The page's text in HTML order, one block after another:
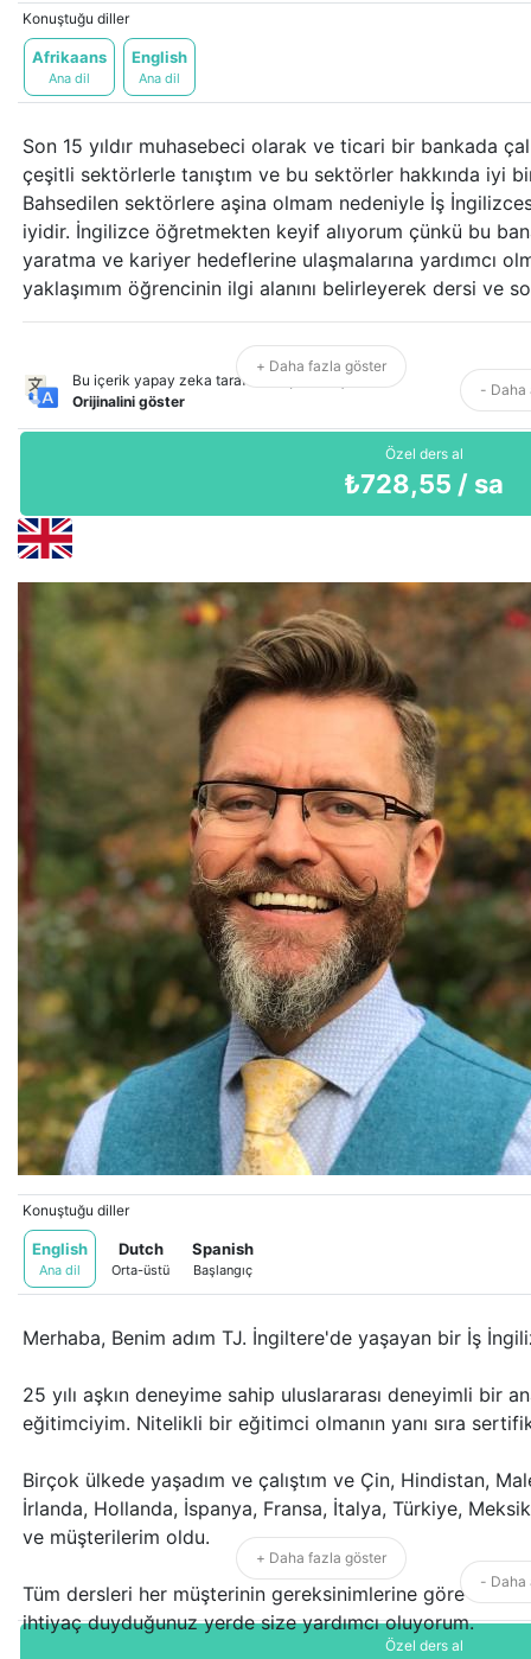
Konuştuğu diller
Afrikaans
Ana dil
English
Ana dil
Son 15 yıldır muhasebeci olarak ve ticari bir bankada
çeşitli sektörlerle tanıştım ve bu sektörler hakkında iyi
Bahsedilen sektörlere aşina olmam nedeniyle İş
iyidir. İngilizce öğretmekten keyif alıyorum çünkü bu
yaratma ve kariyer hedeflerine ulaşmalarına yardımcı
yaklaşımım öğrencinin ilgi alanını belirleyerek dersi ve
Bu içerik yapay zeka tarafından çevrilmiştir.
Orijinalini göster
+ Daha fazla göster
- Daha
Özel ders al
₺728,55 / sa
Konuştuğu diller
English
Ana dil
Dutch
Orta-üstü
Spanish
Başlangıç
Merhaba, Benim adım TJ. İngiltere'de yaşayan bir İş
25 yılı aşkın deneyime sahip uluslararası deneyimli bir
eğitimciyim. Nitelikli bir eğitimci olmanın yanı sıra
Birçok ülkede yaşadım ve çalıştım ve Çin, Hindistan,
İrlanda, Hollanda, İspanya, Fransa, İtalya, Türkiye,
ve müşterilerim oldu.
Tüm dersleri her müşterinin gereksinimlerine göre özel
ihtiyaç duyduğunuz yerde size yardımcı oluyorum.
+ Daha fazla göster
- Daha
Özel ders al